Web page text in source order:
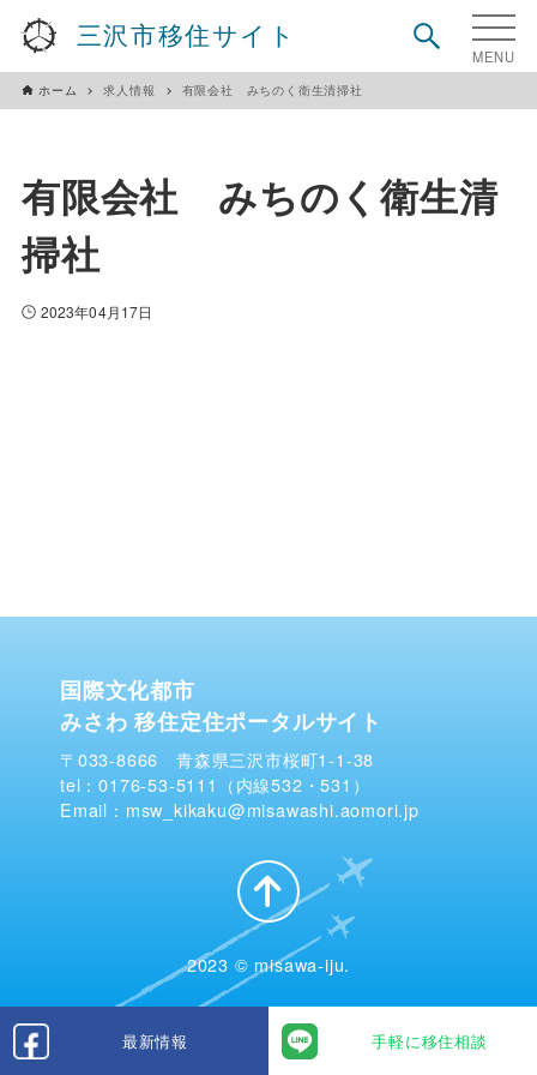
三沢市移住サイト
最新情報 手軽に移住相談
ホーム 求人情報 有限会社 みちのく衛生清掃社
有限会社 みちのく衛生清
掃社
2023年04月17日
国際文化都市
みさわ 移住定住ポータルサイト
〒033-8666 青森県三沢市桜町1-1-38
tel：0176-53-5111（内線532・531）
Email：msw_kikaku@misawashi.aomori.jp
2023 © misawa-iju.